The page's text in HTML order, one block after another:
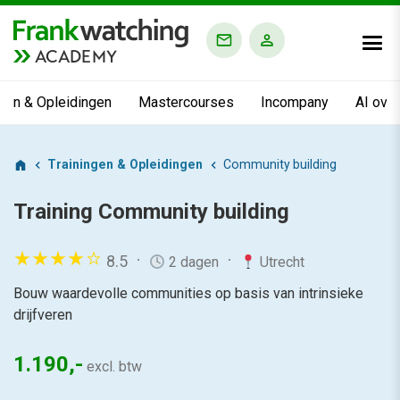
ACADEMY
& Opleidingen Mastercourses Incompany AI
Trainingen & Opleidingen Community building
Training Community building
8.5 2 dagen
Utrecht
Bouw waardevolle communities op basis van intrinsieke
drijfveren
1.190,- excl. btw